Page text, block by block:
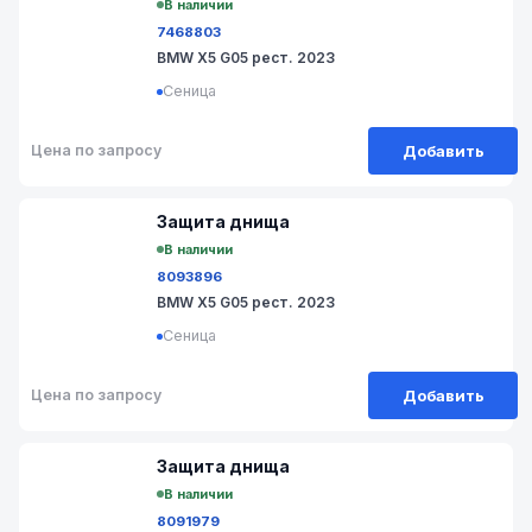
В наличии
7468803
BMW X5 G05 рест. 2023
Сеница
Цена по запросу Добавить
Защита днища
В наличии
8093896
BMW X5 G05 рест. 2023
Сеница
Цена по запросу Добавить
Защита днища
В наличии
8091979